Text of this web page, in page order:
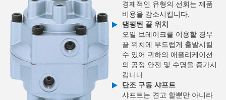
경제적인 유형의 선회는 제품
비용을 감소시킵니다.
댐핑된 끝 위치
오일 브레이크를 이용할 경우
끝 위치에 부드럽게 출발시킬
수 있어 귀하의 애플리케이션
의 공정 안전 및 수명을 증가시
킵니다.
단조 구동 샤프트
샤프트는 견고 할뿐만 아니라